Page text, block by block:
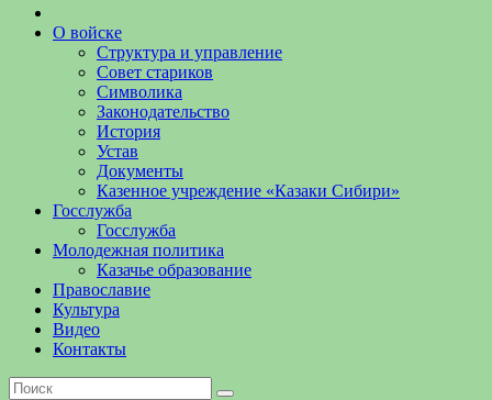
О войске
Структура и управление
Совет стариков
Символика
Законодательство
История
Устав
Документы
Казенное учреждение «Казаки Сибири»
Госслужба
Госслужба
Молодежная политика
Казачье образование
Православие
Культура
Видео
Контакты